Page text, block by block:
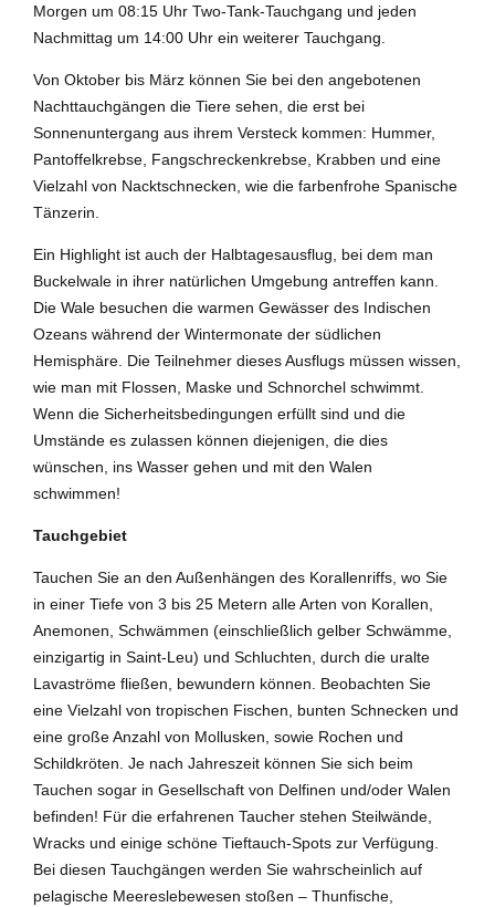
Morgen um 08:15 Uhr Two-Tank-Tauchgang und jeden
Nachmittag um 14:00 Uhr ein weiterer Tauchgang.
Von Oktober bis März können Sie bei den angebotenen
Nachttauchgängen die Tiere sehen, die erst bei
Sonnenuntergang aus ihrem Versteck kommen: Hummer,
Pantoffelkrebse, Fangschreckenkrebse, Krabben und eine
Vielzahl von Nacktschnecken, wie die farbenfrohe Spanische
Tänzerin.
Ein Highlight ist auch der Halbtagesausflug, bei dem man
Buckelwale in ihrer natürlichen Umgebung antreffen kann.
Die Wale besuchen die warmen Gewässer des Indischen
Ozeans während der Wintermonate der südlichen
Hemisphäre. Die Teilnehmer dieses Ausflugs müssen wissen,
wie man mit Flossen, Maske und Schnorchel schwimmt.
Wenn die Sicherheitsbedingungen erfüllt sind und die
Umstände es zulassen können diejenigen, die dies
wünschen, ins Wasser gehen und mit den Walen
schwimmen!
Tauchgebiet
Tauchen Sie an den Außenhängen des Korallenriffs, wo Sie
in einer Tiefe von 3 bis 25 Metern alle Arten von Korallen,
Anemonen, Schwämmen (einschließlich gelber Schwämme,
einzigartig in Saint-Leu) und Schluchten, durch die uralte
Lavaströme fließen, bewundern können. Beobachten Sie
eine Vielzahl von tropischen Fischen, bunten Schnecken und
eine große Anzahl von Mollusken, sowie Rochen und
Schildkröten. Je nach Jahreszeit können Sie sich beim
Tauchen sogar in Gesellschaft von Delfinen und/oder Walen
befinden! Für die erfahrenen Taucher stehen Steilwände,
Wracks und einige schöne Tieftauch-Spots zur Verfügung.
Bei diesen Tauchgängen werden Sie wahrscheinlich auf
pelagische Meereslebewesen stoßen – Thunfische,